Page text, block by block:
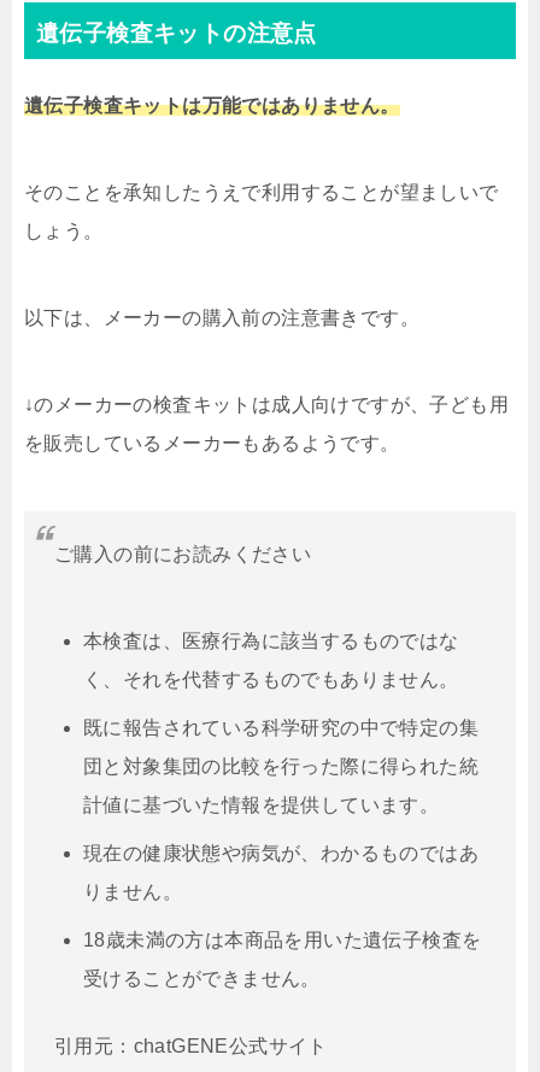
遺伝子検査キットの注意点
遺伝子検査キットは万能ではありません。
そのことを承知したうえで利用することが望ましいで
しょう。
以下は、メーカーの購入前の注意書きです。
↓のメーカーの検査キットは成人向けですが、子ども用
を販売しているメーカーもあるようです。
ご購入の前にお読みください
本検査は、医療行為に該当するものではな
く、それを代替するものでもありません。
既に報告されている科学研究の中で特定の集
団と対象集団の比較を行った際に得られた統
計値に基づいた情報を提供しています。
現在の健康状態や病気が、わかるものではあ
りません。
18歳未満の方は本商品を用いた遺伝子検査を
受けることができません。
引用元：chatGENE公式サイト